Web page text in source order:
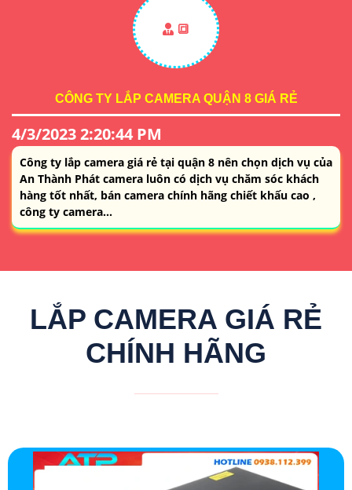
🔳
CÔNG TY LẮP CAMERA QUẬN 8 GIÁ RẺ
4/3/2023 2:20:44 PM
Công ty lắp camera giá rẻ tại quận 8 nên chọn dịch vụ của
An Thành Phát camera luôn có dịch vụ chăm sóc khách
hàng tốt nhất, bán camera chính hãng chiết khấu cao ,
công ty camera...
LẮP CAMERA GIÁ RẺ
CHÍNH HÃNG